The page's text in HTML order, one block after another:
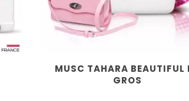
MUSC TAHARA BEAUTIFUL
GROS